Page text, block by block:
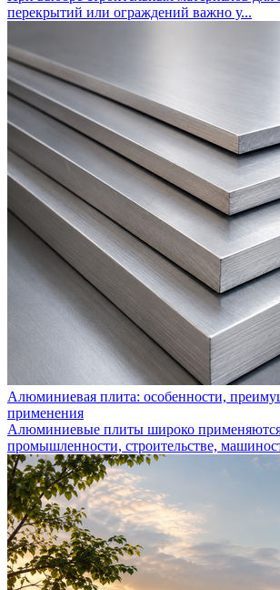
перекрытий или ограждений важно у...
Алюминиевая плита: особенности,
применения
Алюминиевые плиты широко
промышленности, строительстве,